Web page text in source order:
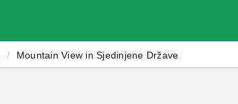
/ Mountain View in Sjedinjene Države